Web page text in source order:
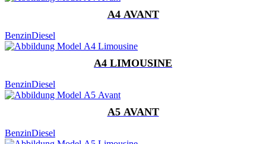
A4 AVANT
BenzinDiesel
A4 LIMOUSINE
BenzinDiesel
A5 AVANT
BenzinDiesel